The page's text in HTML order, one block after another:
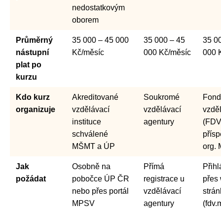
nedostatkovým
oborem
Průměrný
nástupní
plat po
kurzu
35 000 – 45 000
Kč/měsíc
35 000 – 45
000 Kč/měsíc
35
000
Kdo kurz
organizuje
Akreditované
vzdělávací
instituce
schválené
MŠMT a ÚP
Soukromé
vzdělávací
agentury
org.
Jak
požádat
Osobně na
pobočce ÚP ČR
nebo přes portál
MPSV
Přímá
registrace u
vzdělávací
agentury
přes